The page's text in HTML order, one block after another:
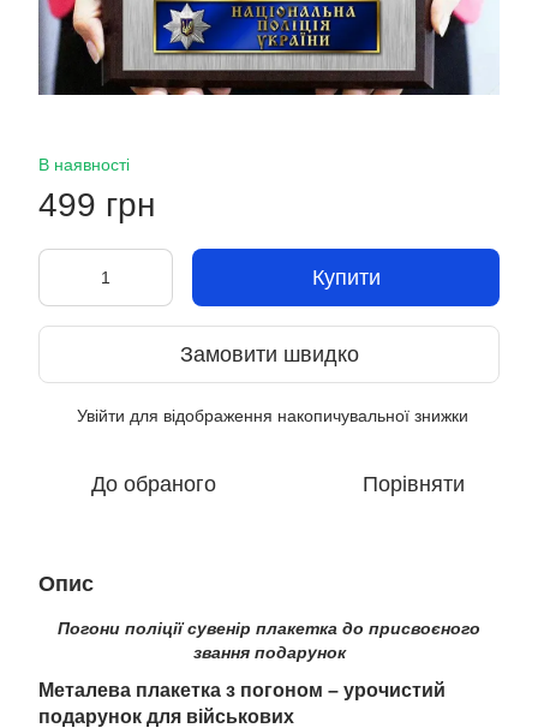
В наявності
499 грн
Купити
Замовити швидко
Увійти для відображення накопичувальної знижки
До обраного Порівняти
Опис
Погони поліції сувенір плакетка до присвоєного
звання подарунок
Металева плакетка з погоном – урочистий
подарунок для військових